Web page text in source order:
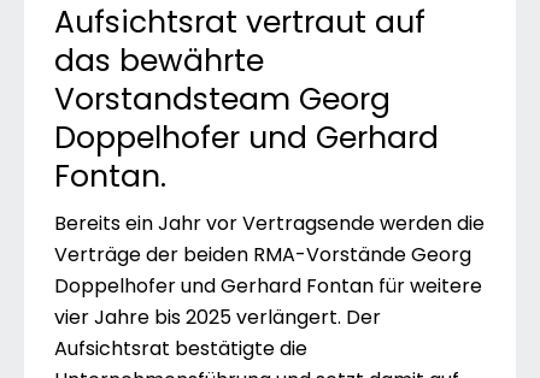
Aufsichtsrat vertraut auf
das bewährte
Vorstandsteam Georg
Doppelhofer und Gerhard
Fontan.
Bereits ein Jahr vor Vertragsende werden die
Verträge der beiden RMA-Vorstände Georg
Doppelhofer und Gerhard Fontan für weitere
vier Jahre bis 2025 verlängert. Der
Aufsichtsrat bestätigte die